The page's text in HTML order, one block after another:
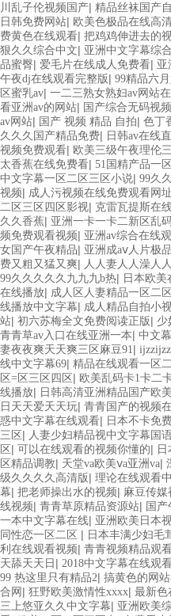
川乱子伦视频国产| 精品丝袜国产
日韩免费网站| 欧美色极品在线高
费黄色在线观看| 把鸡鸡伸进去的
狠久久综合中文| 亚洲中文字幕综
品蜜臀| 爱毛片在线成人免费看| 亚
午夜dj在线观看完整版 | 99精品六
区蜜乳av| 一二三熟女熟妇av网站
看亚洲av的网站| 国产综合无码视
av网站| 国产 视频 精品 自拍| 色丁
久久久国产精品免费| 日韩av在线
视频免费观看| 欧美三级午夜理伦
太香蕉在线免费看| 51国精产品一
中文字幕一区二区三区小说| 99久
视频| 成人污视频在线免费观看网址
二区三区四区影视| 克雷瓦提斯在
久久香蕉| 亚洲一卡一卡二新区乱
频免费观看视频| 亚洲av综合在线
女国产午夜精品| 亚洲成aⅴ人片极
费又粗又猛又爽| 人人妻人人澡人
99久久久久久九九九b热| 日本欧
在线播放| 成人区人妻精品一区二
线播放中文字幕| 成人精品自拍小
站| 初六苏梅全文免费阅读正版 | 少
青青草av入口在线亚洲一本| 中文
妻夜夜爽天天爽三区麻豆91|
线中文字幕69| 精品在线观看一区
区=区三区四区 | 欧美乱码卡1卡二
线播放| 日韩高清亚洲精品国产欧美
日天天爱天天玩| 青青国产的视频
惑中文字幕在线观看| 日本不卡免
三区 | 人妻少妇精品视中文字幕国
区 | 可以在线观看的视频你懂的|
区精品调教| 天堂va欧美ⅴa亚洲va|
级久久久久高清版 | 理论在线观看
幕| 把老师操出水的视频| 麻豆传媒
线视频| 青青草原精品资源站| 国
一本中文字幕在线| 亚洲欧美日本
同性恋一区二区 | 日本丰满少妇毛
利在线观看视频| 青青视频精品观
天舔天天日 | 2018中文字幕在线观
99 热这里只有精品2| 搞黄色的网
合网 | 狂野欧美激情性xxxx| 最新色
三上悠亚久久中文字幕| 亚洲欧美